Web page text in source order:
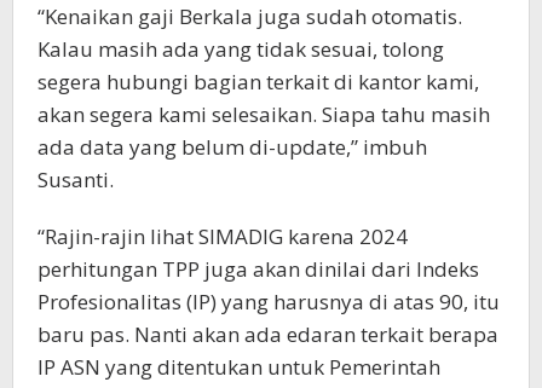
“Kenaikan gaji Berkala juga sudah otomatis.
Kalau masih ada yang tidak sesuai, tolong
segera hubungi bagian terkait di kantor kami,
akan segera kami selesaikan. Siapa tahu masih
ada data yang belum di-update,” imbuh
Susanti.
“Rajin-rajin lihat SIMADIG karena 2024
perhitungan TPP juga akan dinilai dari Indeks
Profesionalitas (IP) yang harusnya di atas 90, itu
baru pas. Nanti akan ada edaran terkait berapa
IP ASN yang ditentukan untuk Pemerintah